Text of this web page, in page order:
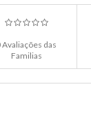
Avaliações das
Familias